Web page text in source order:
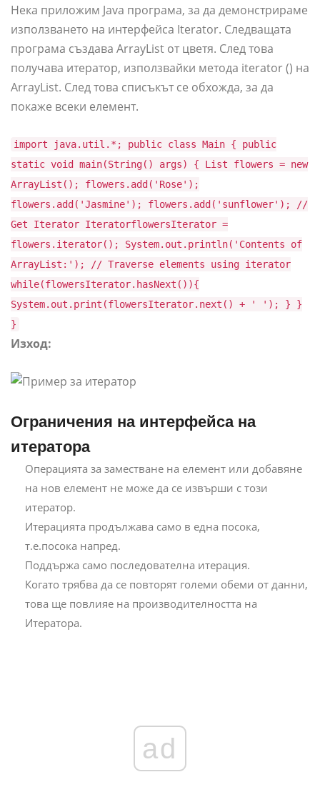
Нека приложим Java програма, за да демонстрираме
използването на интерфейса Iterator. Следващата
програма създава ArrayList от цветя. След това
получава итератор, използвайки метода iterator () на
ArrayList. След това списъкът се обхожда, за да
покаже всеки елемент.
import java.util.*; public class Main { public
static void main(String() args) { List flowers = new
ArrayList(); flowers.add('Rose');
flowers.add('Jasmine'); flowers.add('sunflower'); //
Get Iterator IteratorflowersIterator =
flowers.iterator(); System.out.println('Contents of
ArrayList:'); // Traverse elements using iterator
while(flowersIterator.hasNext()){
System.out.print(flowersIterator.next() + ' '); } }
}
Изход:
Ограничения на интерфейса на
итератора
Операцията за заместване на елемент или добавяне
на нов елемент не може да се извърши с този
итератор.
Итерацията продължава само в една посока,
т.е.посока напред.
Поддържа само последователна итерация.
Когато трябва да се повторят големи обеми от данни,
това ще повлияе на производителността на
Итератора.
ad